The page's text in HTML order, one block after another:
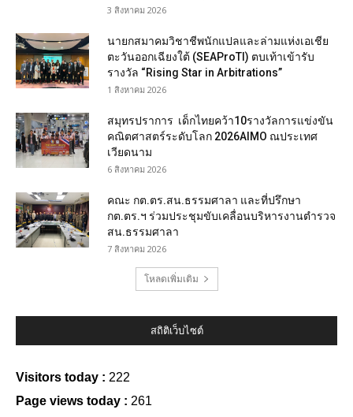
3 สิงหาคม 2026
นายกสมาคมวิชาชีพนักแปลและล่ามแห่งเอเชีย
ตะวันออกเฉียงใต้ (SEAProTI) ตบเท้าเข้ารับ
รางวัล “Rising Star in Arbitrations”
1 สิงหาคม 2026
สมุทรปราการ เด็กไทยคว้า10รางวัลการแข่งขัน
คณิตศาสตร์ระดับโลก 2026AIMO ณประเทศ
เวียดนาม
6 สิงหาคม 2026
คณะ กต.ตร.สน.ธรรมศาลา และที่ปรึกษา
กต.ตร.ฯ ร่วมประชุมขับเคลื่อนบริหารงานตำรวจ
สน.ธรรมศาลา
7 สิงหาคม 2026
โหลดเพิ่มเติม
สถิติเว็บไซต์
Visitors today : 222
Page views today : 261